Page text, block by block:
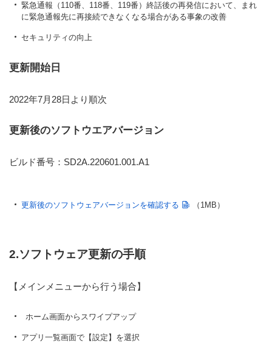
緊急通報（110番、118番、119番）終話後の再発信において、まれ
に緊急通報先に再接続できなくなる場合がある事象の改善
セキュリティの向上
更新開始日
2022年7月28日より順次
更新後のソフトウエアバージョン
ビルド番号：SD2A.220601.001.A1
更新後のソフトウェアバージョンを確認する （1MB）
2.ソフトウェア更新の手順
【メインメニューから行う場合】
ホーム画面からスワイプアップ
アプリ一覧画面で【設定】を選択